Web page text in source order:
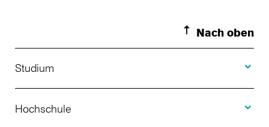
Nach oben
Studium
Studienangebot
Hochschule